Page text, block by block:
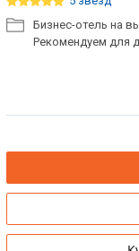
Бизнес-отель на
Рекомендуем для